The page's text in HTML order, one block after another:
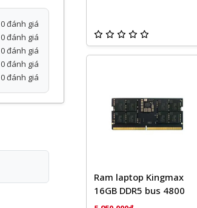
0 đánh giá
0 đánh giá
0 đánh giá
0 đánh giá
0 đánh giá
Ram laptop Kingmax
16GB DDR5 bus 4800